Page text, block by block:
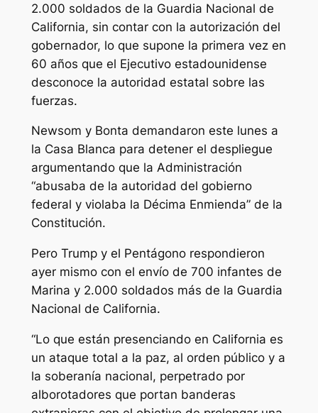
2.000 soldados de la Guardia Nacional de
California, sin contar con la autorización del
gobernador, lo que supone la primera vez en
60 años que el Ejecutivo estadounidense
desconoce la autoridad estatal sobre las
fuerzas.
Newsom y Bonta demandaron este lunes a
la Casa Blanca para detener el despliegue
argumentando que la Administración
“abusaba de la autoridad del gobierno
federal y violaba la Décima Enmienda” de la
Constitución.
Pero Trump y el Pentágono respondieron
ayer mismo con el envío de 700 infantes de
Marina y 2.000 soldados más de la Guardia
Nacional de California.
“Lo que están presenciando en California es
un ataque total a la paz, al orden público y a
la soberanía nacional, perpetrado por
alborotadores que portan banderas